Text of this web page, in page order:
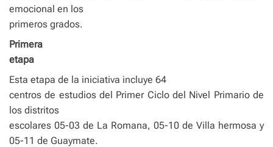
emocional en los
primeros grados.
Primera
etapa
Esta etapa de la iniciativa incluye 64
centros de estudios del Primer Ciclo del Nivel Primario de
los distritos
escolares 05-03 de La Romana, 05-10 de Villa hermosa y
05-11 de Guaymate.